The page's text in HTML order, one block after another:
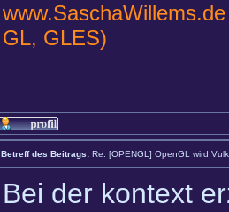
www.SaschaWillems.de
GL, GLES)
Betreff des Beitrags: Re: [OPENGL] OpenGL wird
Bei der kontext